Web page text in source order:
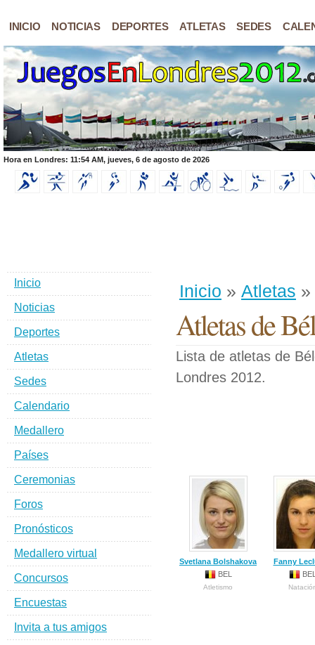
INICIO NOTICIAS DEPORTES ATLETAS SEDES
Hora en Londres: 11:54 AM, jueves, 6 de agosto de 2026
Inicio » Atletas »
Atletas de
Lista de atletas de
Londres 2012.
Svetlana Bolshakova
BEL
Atletismo
Fanny
Inicio
Noticias
Deportes
Atletas
Sedes
Calendario
Medallero
Países
Ceremonias
Foros
Pronósticos
Medallero virtual
Concursos
Encuestas
Invita a tus amigos